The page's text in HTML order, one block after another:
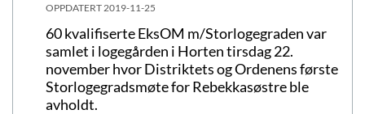
OPPDATERT 2019-11-25
60 kvalifiserte EksOM m/Storlogegraden var
samlet i logegården i Horten tirsdag 22.
november hvor Distriktets og Ordenens første
Storlogegradsmøte for Rebekkasøstre ble
avholdt.